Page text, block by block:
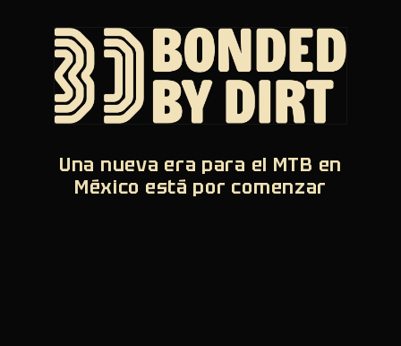
Una nueva era para el MTB en
México está por comenzar